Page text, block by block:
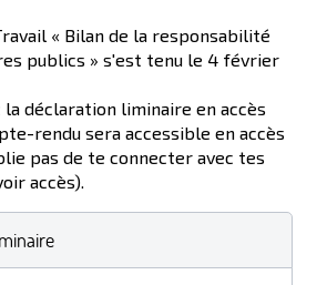
« Bilan de la responsabilité
publics » s'est tenu le 4 février
déclaration liminaire en accès
rendu sera accessible en accès
pas de te connecter avec tes
accès).